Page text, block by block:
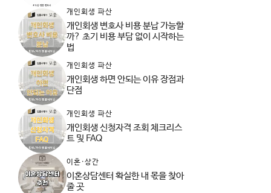
개인회생 파산
개인회생 변호사 비용 분납 가능할
까? 초기 비용 부담 없이 시작하는
법
개인회생 파산
개인회생 하면 안되는 이유 장점과
단점
개인회생 파산
개인회생 신청자격 조회 체크리스
트 및 FAQ
이혼·상간
이혼상담센터 확실한 내 몫을 찾아
줄 곳